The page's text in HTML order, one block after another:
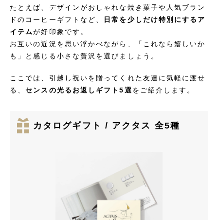
たとえば、デザインがおしゃれな焼き菓子や人気ブラン
ドのコーヒーギフトなど、
日常を少しだけ特別にするア
イテムが好印象です。
お互いの近況を思い浮かべながら、「これなら嬉しいか
も」と感じる小さな贅沢を選びましょう。
ここでは、引越し祝いを贈ってくれた友達に気軽に渡せ
る、センスの光るお返しギフト5選をご紹介します。
カタログギフト / アクタス 全5種